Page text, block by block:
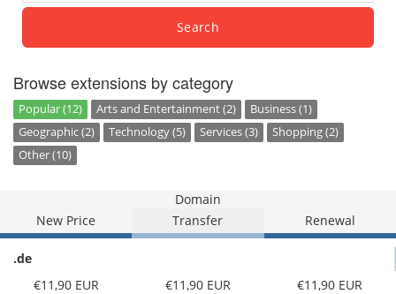
Search
Browse extensions by category
Popular (12) Arts and Entertainment (2)
Business (1)
Geographic (2)
Technology (5) Services (3)
Shopping (2)
Other (10)
Domain
New Price
Transfer Renewal
.de
€11,90 EUR
€11,90 EUR €11,90 EUR